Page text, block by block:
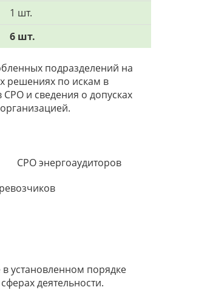
1 шт.
6 шт.
подразделений на
решениях по искам в
и сведения о допусках
СРО энергоаудиторов
установленном порядке
деятельности.